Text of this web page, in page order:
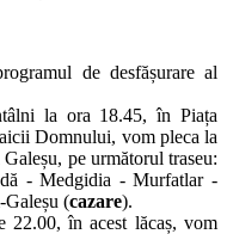
de desfășurare al
la ora 18.45, în Piața
Domnului, vom pleca la
pe următorul traseu:
- Medgidia - Murfatlar -
Galeșu (cazare).
22.00, în acest lăcaș, vom